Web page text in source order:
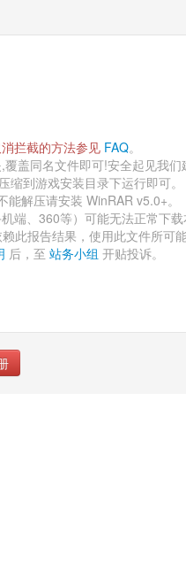
拦截的方法参见 FAQ。
盖同名文件即可!安全起见我们
到游戏安装目录下运行即可。
解压请安装 WinRAR v5.0+。
端、360等）可能无法正常下载
此报告结果，使用此文件所可
后，至 站务小组 开贴投诉。